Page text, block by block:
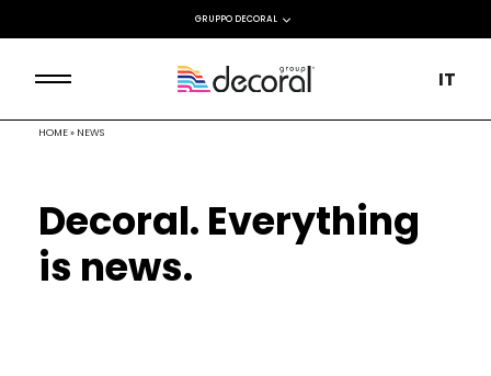
GRUPPO DECORAL
IT
HOME» NEWS
Decoral. Everything
is news.